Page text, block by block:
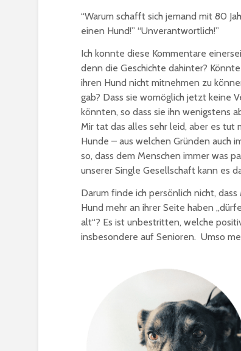
“Warum schafft sich jemand mit 80
einen Hund!” “Unverantwortlich!”
Ich konnte diese Kommentare
denn die Geschichte dahinter?
ihren Hund nicht mitnehmen zu
gab? Dass sie womöglich jetzt keine
könnten, so dass sie ihn wenigstens
Mir tat das alles sehr leid, aber es tut
Hunde – aus welchen Gründen auch
so, dass dem Menschen immer was
unserer Single Gesellschaft kann es
Darum finde ich persönlich nicht,
Hund mehr an ihrer Seite haben
alt“? Es ist unbestritten, welche
insbesondere auf Senioren. Umso